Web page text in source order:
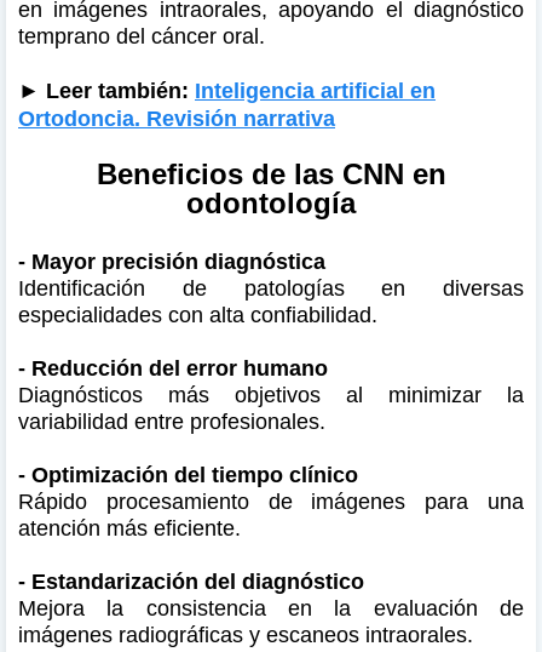
en imágenes intraorales, apoyando el diagnóstico
temprano del cáncer oral.
► Leer también: Inteligencia artificial en
Ortodoncia. Revisión narrativa
Beneficios de las CNN en
odontología
- Mayor precisión diagnóstica
Identificación de patologías en diversas
especialidades con alta confiabilidad.
- Reducción del error humano
Diagnósticos más objetivos al minimizar la
variabilidad entre profesionales.
- Optimización del tiempo clínico
Rápido procesamiento de imágenes para una
atención más eficiente.
- Estandarización del diagnóstico
Mejora la consistencia en la evaluación de
imágenes radiográficas y escaneos intraorales.